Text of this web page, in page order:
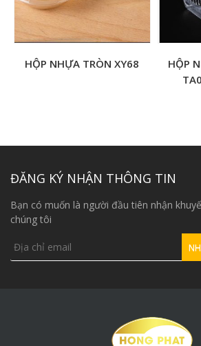
HỘP NHỰA TRÒN XY68
HỘP
ĐĂNG KÝ NHẬN THÔNG TIN
Bạn có muốn là người đầu tiên nhận
chúng tôi